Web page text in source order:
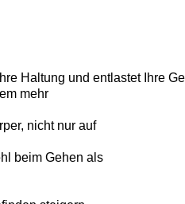
Haltung und entlastet Ihre
mehr
nicht nur auf
beim Gehen als